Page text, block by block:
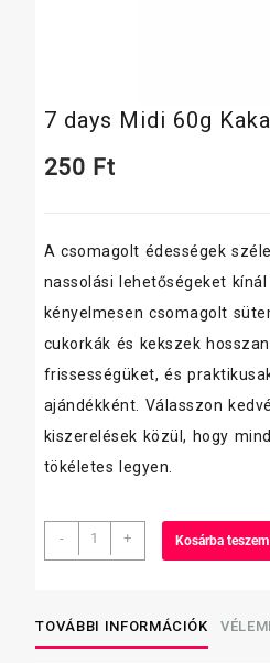
7 days Midi 60g
250 Ft
A csomagolt édességek
nassolási lehetőségeket
kényelmesen csomagolt
cukorkák és kekszek
frissességüket, és
ajándékként. Válasszon
kiszerelések közül, hogy
tökéletes legyen.
-
days
Kakaókrémes
mennyiség
+ Kosárba teszem
TOVÁBBI INFORMÁCIÓK